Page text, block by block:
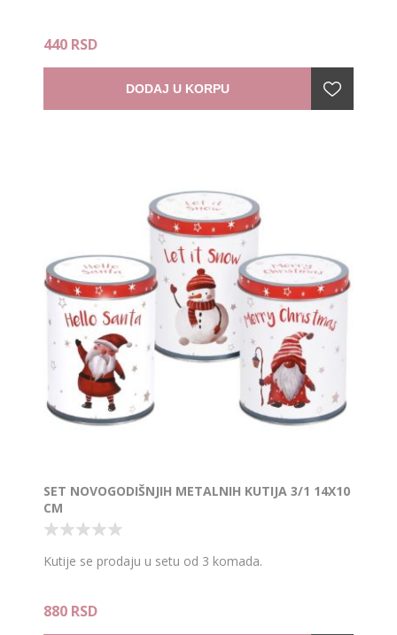
440 RSD
DODAJ U KORPU
SET NOVOGODIŠNJIH METALNIH KUTIJA 3/1 14X10
CM
Kutije se prodaju u setu od 3 komada.
880 RSD